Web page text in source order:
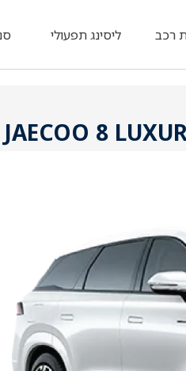
רכב ליסינג תפעולי
JAECOO 8